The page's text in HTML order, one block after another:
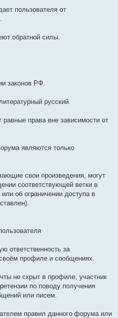
пользователя от
обратной силы.
законов РФ.
русский.
права вне зависимости от
являются только
свои произведения, могут
соответствующей ветки в
об ограничении доступа в
ответственность за
профиле и сообщениях.
не скрыт в профиле, участник
по поводу получения
или писем.
правил данного форума или